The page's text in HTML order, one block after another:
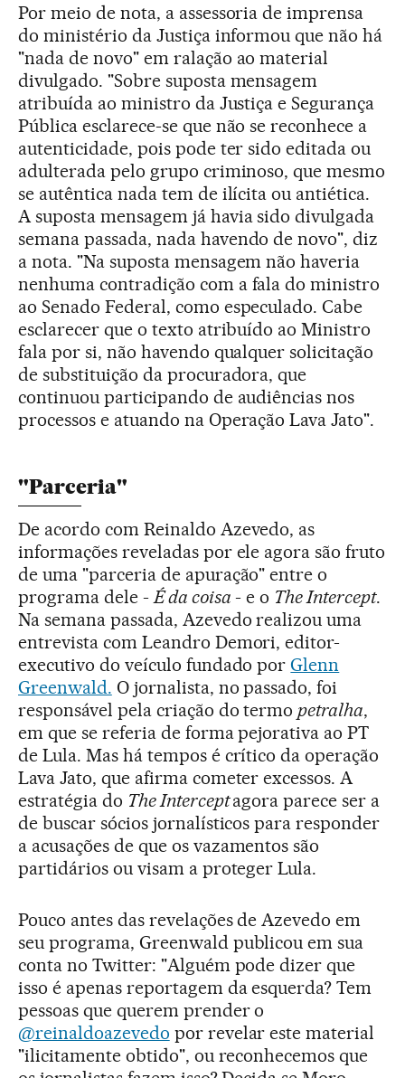
Por meio de nota, a assessoria de imprensa
do ministério da Justiça informou que não há
"nada de novo" em ralação ao material
divulgado. "Sobre suposta mensagem
atribuída ao ministro da Justiça e Segurança
Pública esclarece-se que não se reconhece a
autenticidade, pois pode ter sido editada ou
adulterada pelo grupo criminoso, que mesmo
se autêntica nada tem de ilícita ou antiética.
A suposta mensagem já havia sido divulgada
semana passada, nada havendo de novo", diz
a nota. "Na suposta mensagem não haveria
nenhuma contradição com a fala do ministro
ao Senado Federal, como especulado. Cabe
esclarecer que o texto atribuído ao Ministro
fala por si, não havendo qualquer solicitação
de substituição da procuradora, que
continuou participando de audiências nos
processos e atuando na Operação Lava Jato".
"Parceria"
De acordo com Reinaldo Azevedo, as
informações reveladas por ele agora são fruto
de uma "parceria de apuração" entre o
programa dele - É da coisa - e o The Intercept.
Na semana passada, Azevedo realizou uma
entrevista com Leandro Demori, editor-
executivo do veículo fundado porGlenn
Greenwald. O jornalista, no passado, foi
responsável pela criação do termo petralha,
em que se referia de forma pejorativa ao PT
de Lula. Mas há tempos é crítico da operação
Lava Jato, que afirma cometer excessos. A
estratégia do The Interceptagora parece ser a
de buscar sócios jornalísticos para responder
a acusações de que os vazamentos são
partidários ou visam a proteger Lula.
Pouco antes das revelações de Azevedo em
seu programa, Greenwald publicou em sua
conta no Twitter: "Alguém pode dizer que
isso é apenas reportagem da esquerda? Tem
pessoas que querem prender o
@reinaldoazevedo por revelar este material
"ilicitamente obtido", ou reconhecemos que